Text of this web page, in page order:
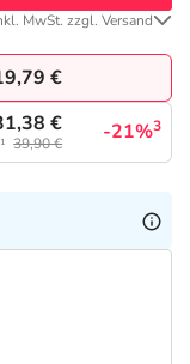
MwSt. zzgl. Versand
€
€
39,90 € -21%3